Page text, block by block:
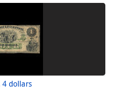
4 dollars